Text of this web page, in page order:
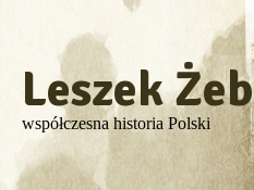
Leszek
współczesna historia Polski